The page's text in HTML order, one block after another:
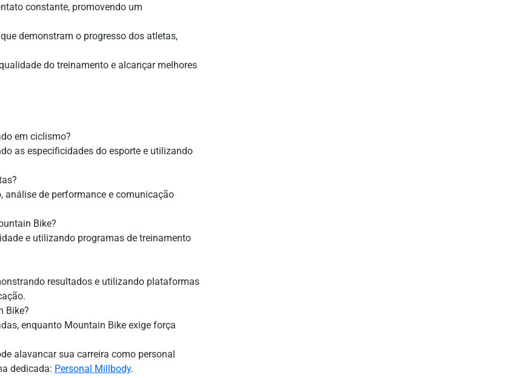
constante, promovendo um
demonstram o progresso dos atletas,
do treinamento e alcançar melhores
em ciclismo?
as especificidades do esporte e utilizando
de performance e comunicação
Bike?
e utilizando programas de treinamento
resultados e utilizando plataformas
Bike?
enquanto Mountain Bike exige força
alavancar sua carreira como personal
dedicada: Personal Millbody.